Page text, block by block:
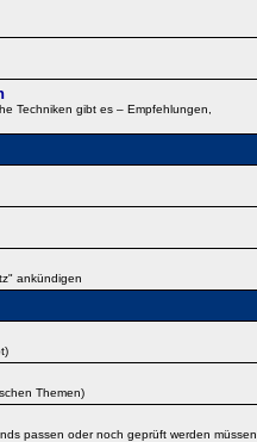
Techniken gibt es – Empfehlungen,
ankündigen
Themen)
passen oder noch geprüft werden müssen